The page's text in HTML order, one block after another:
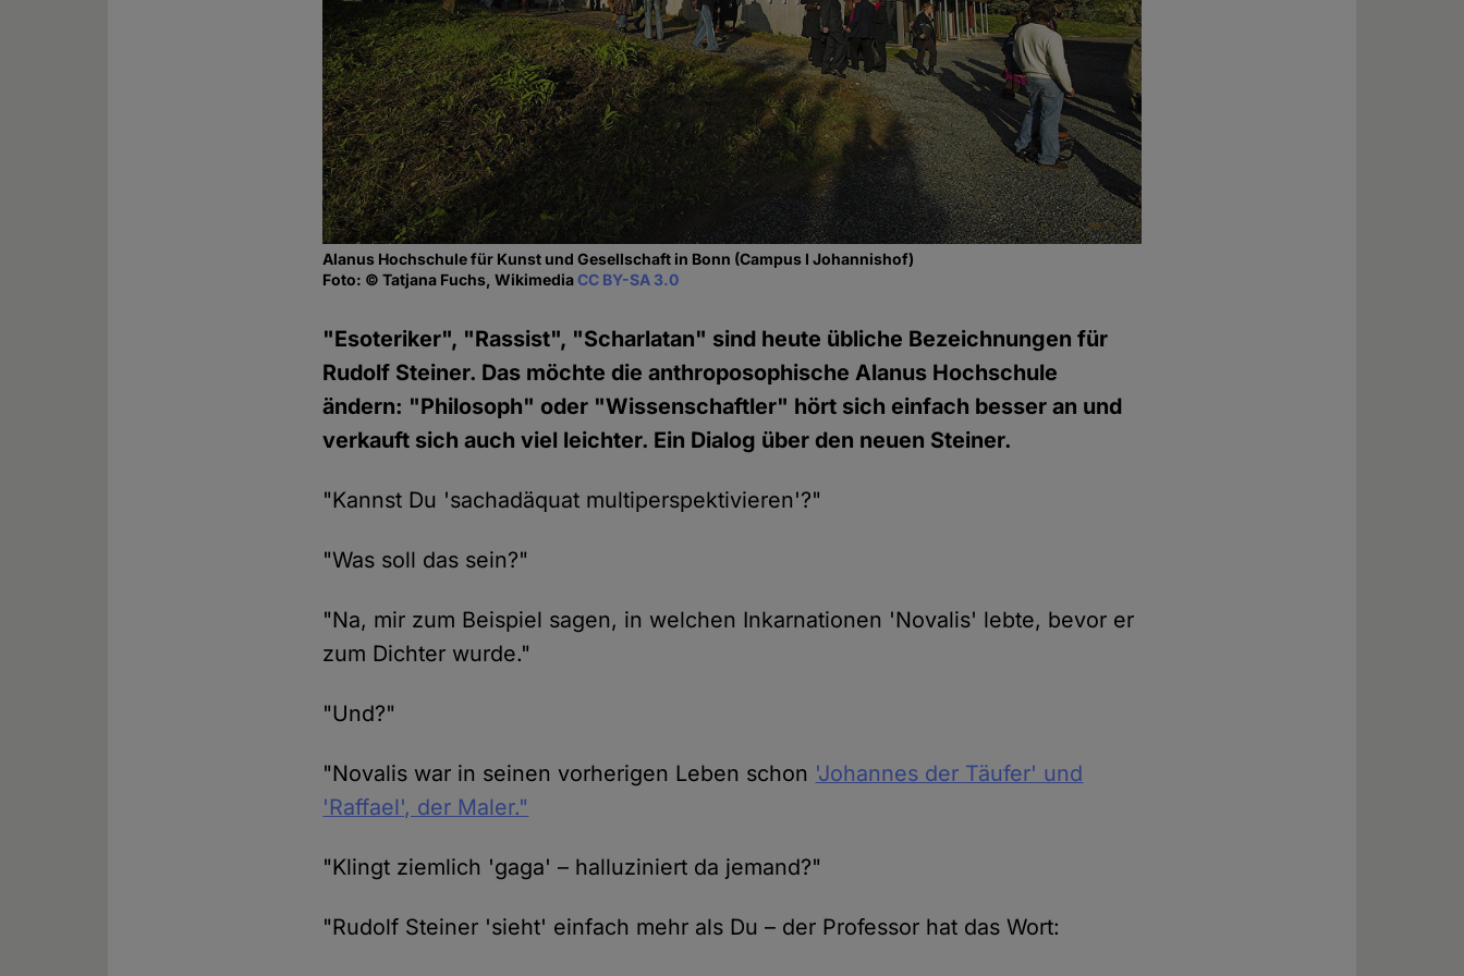
Alanus Hochschule für Kunst und Gesellschaft in Bonn (Campus I Johannishof)
Foto: © Tatjana Fuchs, WikimediaCC BY-SA 3.0
"Esoteriker", "Rassist", "Scharlatan" sind heute übliche Bezeichnungen für
Rudolf Steiner. Das möchte die anthroposophische Alanus Hochschule
ändern: "Philosoph" oder "Wissenschaftler" hört sich einfach besser an und
verkauft sich auch viel leichter. Ein Dialog über den neuen Steiner.
"Kannst Du 'sachadäquat multiperspektivieren'?"
"Was soll das sein?"
"Na, mir zum Beispiel sagen, in welchen Inkarnationen 'Novalis' lebte, bevor er
zum Dichter wurde."
"Und?"
"Novalis war in seinen vorherigen Leben schon 'Johannes der Täufer' und
'Raffael', der Maler."
"Klingt ziemlich 'gaga' – halluziniert da jemand?"
"Rudolf Steiner 'sieht' einfach mehr als Du – der Professor hat das Wort: